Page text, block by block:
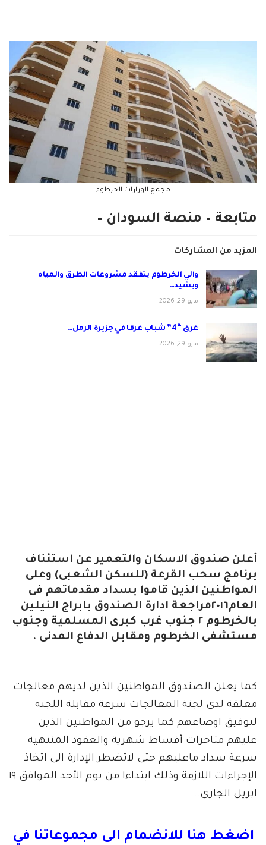
مجمع الوزارات الخرطوم
متابعة – منصة السودان –
المزيد من المشاركات
والي الخرطوم يتفقد مشروعات الطرق والمياه
ويشيد…
مايو 29, 2026
غرق “4” شباب غرقا في جزيرة الرمل…
مايو 29, 2026
أعلن صندوق الاسكان والتعمير عن استئناف
برنامج سحب القرعة (للسكن الشعبى) وعلى
المواطنين الذين قاموا بسداد مقدماتهم فى
العام٢٠١٦مراجعة ادارة الصندوق بابراج النيلين
بالخرطوم ٢ جنوب غرب كبرى المسلمية وجنوب
مستشفى الخرطوم ومقابل الدفاع المدنى .
كما يعلن الصندوق المواطنين الذين لديهم معالجات
معلقة لدى لجنة المعالجات سرعة مقابلة اللجنة
لتوفيق اوضاعهم كما يرجو من المواطنين الذين
عليهم متاخرات أقساط شهرية والعقود المنتهية
سرعة سداد ماعليهم حتى لاتضطر الإدارة الى اتخاذ
الإجراءات اللازمة وذلك ابتداءا من يوم الأحد الموافق ١٩
ابريل الجارى..
اضغط هنا للانضمام الى مجموعاتنا في